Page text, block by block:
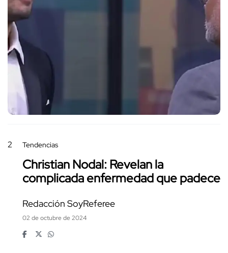
2 Tendencias
Christian Nodal: Revelan la
complicada enfermedad que padece
Redacción SoyReferee
02 de octubre de 2024